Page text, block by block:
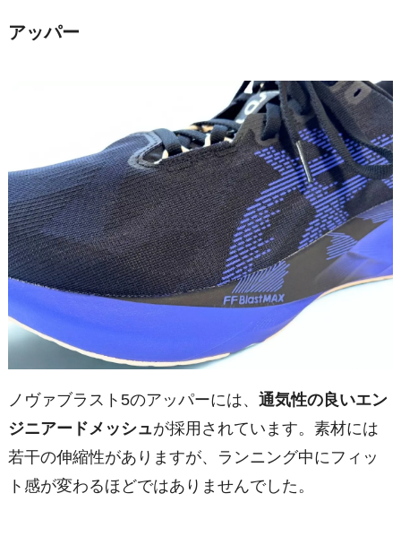
アッパー
ノヴァブラスト5のアッパーには、 通気性の良いエン
ジニアードメッシュが採用されています。素材には
若干の伸縮性がありますが、ランニング中にフィッ
ト感が変わるほどではありませんでした。